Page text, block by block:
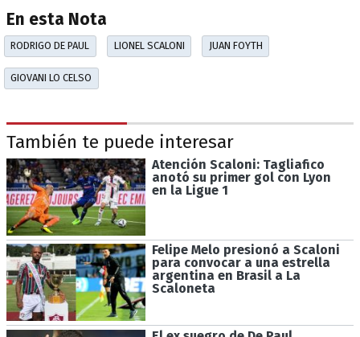
En esta Nota
RODRIGO DE PAUL LIONEL SCALONI JUAN FOYTH
GIOVANI LO CELSO
También te puede interesar
Atención Scaloni: Tagliafico
anotó su primer gol con Lyon
en la Ligue 1
Felipe Melo presionó a Scaloni
para convocar a una estrella
argentina en Brasil a La
Scaloneta